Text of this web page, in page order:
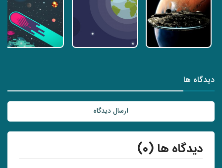
دیدگاه ها
ارسال دیدگاه
دیدگاه ها (0)